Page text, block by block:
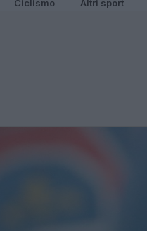
Ciclismo Altri sport